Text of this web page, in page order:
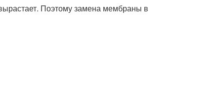
Поэтому замена мембраны в